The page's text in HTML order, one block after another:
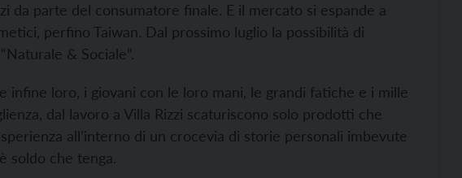
da parte del consumatore finale. E il mercato si espande a
perfino Taiwan. Dal prossimo luglio la possibilità di
& Sociale”.
infine loro, i giovani con le loro mani, le grandi fatiche e i mille
dal lavoro a Villa Rizzi scaturiscono solo prodotti che
all’interno di un crocevia di storie personali imbevute
soldo che tenga.